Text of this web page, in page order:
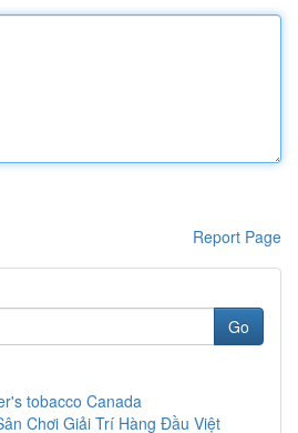
Report Page
Go
tobacco Canada
Chơi Giải Trí Hàng Đầu Việt